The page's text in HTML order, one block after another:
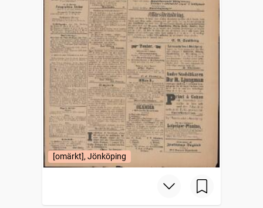
[omärkt], Jönköping